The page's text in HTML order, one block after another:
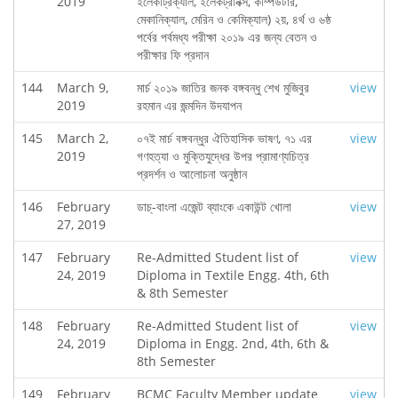
মেকানিক্যাল, মেরিন ও কেমিক্যাল) ২য়, ৪র্থ ও ৬ষ্ঠ
পর্বের পর্বমধ্য পরীক্ষা ২০১৯ এর জন্য বেতন ও
পরীক্ষার ফি প্রদান
144
March 9,
2019
মার্চ ২০১৯ জাতির জনক বঙ্গবন্ধু শেখ মুজিবুর
রহমান এর জন্মদিন উদযাপন
view
145
March 2,
2019
০৭ই মার্চ বঙ্গবন্ধুর ঐতিহাসিক ভাষণ, ৭১ এর
গণহত্যা ও মুক্তিযুদ্ধের উপর প্রামাণ্যচিত্র
প্রদর্শন ও আলোচনা অনুষ্ঠান
view
146
February
27, 2019
ডাচ্-বাংলা এজেন্ট ব্যাংকে একাউন্ট খোলা view
147
February
24, 2019
Re-Admitted Student list of
Diploma in Textile Engg. 4th, 6th
& 8th Semester
view
148
February
24, 2019
Re-Admitted Student list of
Diploma in Engg. 2nd, 4th, 6th &
8th Semester
view
149 February BCMC Faculty Member update view